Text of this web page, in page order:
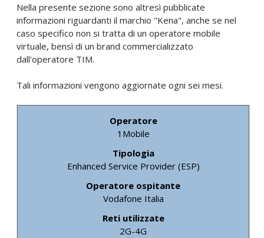
Nella presente sezione sono altresì pubblicate
informazioni riguardanti il marchio "Kena", anche se nel
caso specifico non si tratta di un operatore mobile
virtuale, bensì di un brand commercializzato
dall'operatore TIM.
Tali informazioni vengono aggiornate ogni sei mesi.
1Mobile
Enhanced Service Provider (ESP)
Vodafone Italia
2G-4G